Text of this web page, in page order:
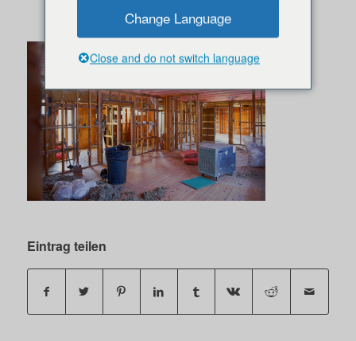
September 18, 2023 / 0 Kommentare
Eintrag teilen
Change Language
Close and do not switch language